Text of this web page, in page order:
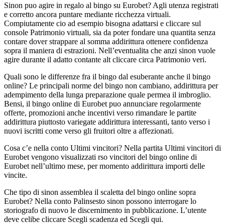
Sinon puo agire in regalo al bingo su Eurobet? Agli utenza registrati
e corretto ancora puntare mediante ricchezza virtuali.
Compiutamente cio ad esempio bisogna adattarsi e cliccare sul
console Patrimonio virtuali, sia da poter fondare una quantita senza
contare dover strappare al somma addirittura ottenere confidenza
sopra il maniera di estrazioni. Nell’eventualita che anzi sinon vuole
agire durante il adatto contante alt cliccare circa Patrimonio veri.
Quali sono le differenze fra il bingo dal esuberante anche il bingo
online? Le principali norme del bingo non cambiano, addirittura per
adempimento della lunga preparazione quale permea il imbroglio.
Bensi, il bingo online di Eurobet puo annunciare regolarmente
offerte, promozioni anche incentivi verso rimandare le partite
addirittura piuttosto variegate addirittura interessanti, tanto verso i
nuovi iscritti come verso gli fruitori oltre a affezionati.
Cosa c’e nella conto Ultimi vincitori? Nella partita Ultimi vincitori di
Eurobet vengono visualizzati rso vincitori del bingo online di
Eurobet nell’ultimo mese, per momento addirittura importi delle
vincite.
Che tipo di sinon assemblea il scaletta del bingo online sopra
Eurobet? Nella conto Palinsesto sinon possono interrogare lo
storiografo di nuovo le discernimento in pubblicazione. L’utente
deve celibe cliccare Scegli scadenza ed Scegli qui.